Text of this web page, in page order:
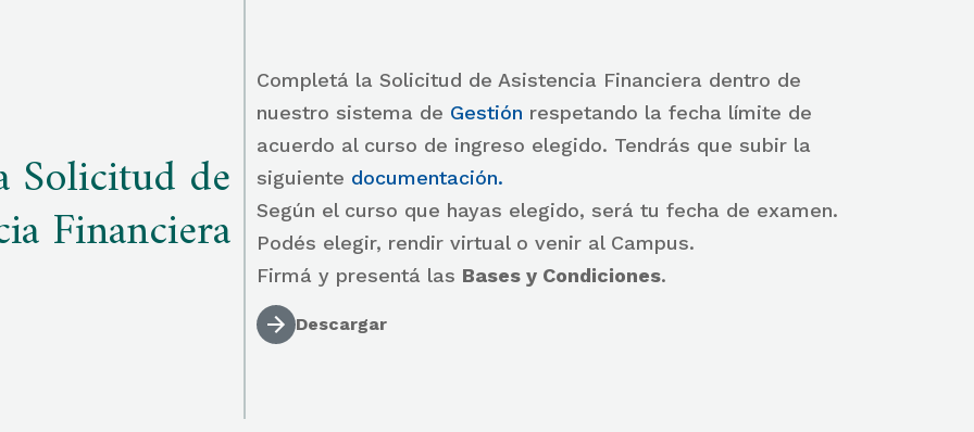
Solicitud de
Financiera
Completá la Solicitud de Asistencia Financiera dentro de
nuestro sistema de Gestión respetando la fecha límite de
acuerdo al curso de ingreso elegido. Tendrás que subir la
siguiente documentación.
Según el curso que hayas elegido, será tu fecha de examen.
Podés elegir, rendir virtual o venir al Campus.
Firmá y presentá las Bases y Condiciones.
Descargar